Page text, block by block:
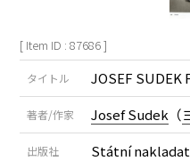
[ Item ID : 87686 ]
タイトル JOSEF SUDEK
著者/作家 Josef Sudek （
出版社 Státní